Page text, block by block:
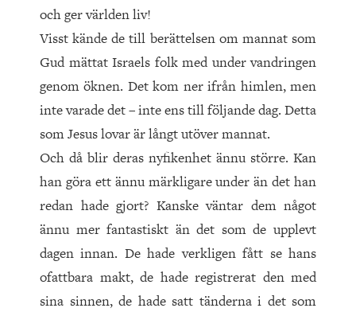
och ger världen liv!
Visst kände de till berättelsen om mannat som
Gud mättat Israels folk med under vandringen
genom öknen. Det kom ner ifrån himlen, men
inte varade det – inte ens till följande dag. Detta
som Jesus lovar är långt utöver mannat.
Och då blir deras nyfikenhet ännu större. Kan
han göra ett ännu märkligare under än det han
redan hade gjort? Kanske väntar dem något
ännu mer fantastiskt än det som de upplevt
dagen innan. De hade verkligen fått se hans
ofattbara makt, de hade registrerat den med
sina sinnen, de hade satt tänderna i det som